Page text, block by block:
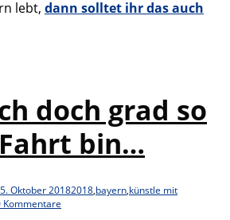
lebt, dann solltet ihr das auch
doch grad so
bin…
5. Oktober 20182018,bayern,künstle mit
Kommentare